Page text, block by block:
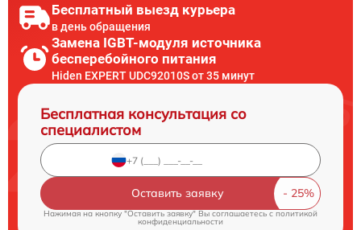
Бесплатный выезд курьера
в день обращения
Замена IGBT-модуля источника
бесперебойного питания
Hiden EXPERT UDC92010S от 35 минут
Бесплатная консультация со
специалистом
Оставить заявку
Нажимая на кнопку "Оставить заявку" Вы соглашаетесь c политикой
конфиденциальности